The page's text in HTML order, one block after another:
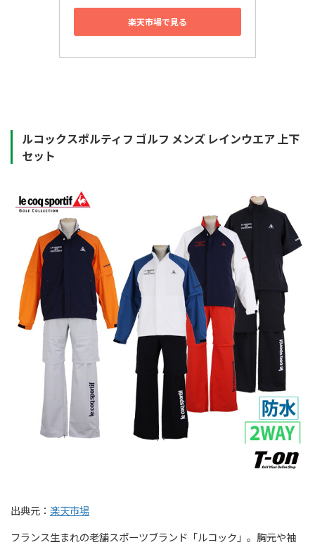
楽天市場で見る
ルコックスポルティフ ゴルフ メンズ レインウエア 上下
セット
出典元： 楽天市場
フランス生まれの老舗スポーツブランド「ルコック」。胸元や袖